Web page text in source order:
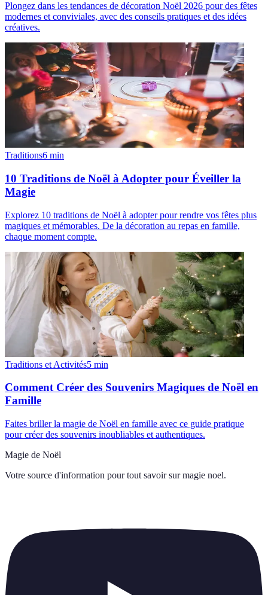
Plongez dans les tendances de décoration Noël 2026 pour des fêtes
modernes et conviviales, avec des conseils pratiques et des idées
créatives.
Traditions6 min
10 Traditions de Noël à Adopter pour Éveiller la
Magie
Explorez 10 traditions de Noël à adopter pour rendre vos fêtes plus
magiques et mémorables. De la décoration au repas en famille,
chaque moment compte.
Traditions et Activités5 min
Comment Créer des Souvenirs Magiques de Noël en
Famille
Faites briller la magie de Noël en famille avec ce guide pratique
pour créer des souvenirs inoubliables et authentiques.
Magie de Noël
Votre source d'information pour tout savoir sur magie noel.